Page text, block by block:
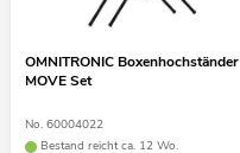
OMNITRONIC Boxenhochständer
MOVE Set
No. 60004022
Bestand reicht ca. 12 Wo.